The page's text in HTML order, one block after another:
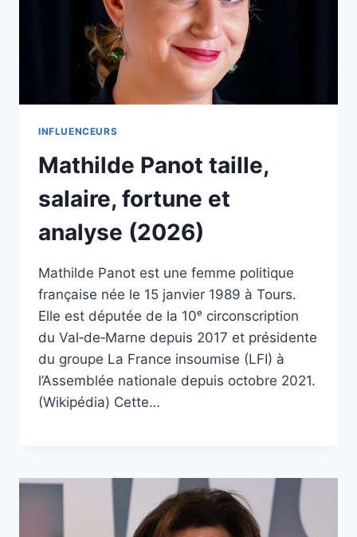
INFLUENCEURS
Mathilde Panot taille,
salaire, fortune et
analyse (2026)
Mathilde Panot est une femme politique
française née le 15 janvier 1989 à Tours.
Elle est députée de la 10ᵉ circonscription
du Val‑de‑Marne depuis 2017 et présidente
du groupe La France insoumise (LFI) à
l’Assemblée nationale depuis octobre 2021.
(Wikipédia) Cette…